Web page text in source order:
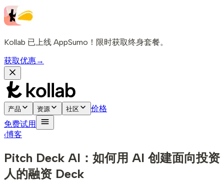
Kollab 已上线 AppSumo！限时获取终身套餐。
获取优惠→
产品 资源 社区
价格
免费试用
‹博客
Pitch Deck AI：如何用 AI 创建面向投资
人的融资 Deck